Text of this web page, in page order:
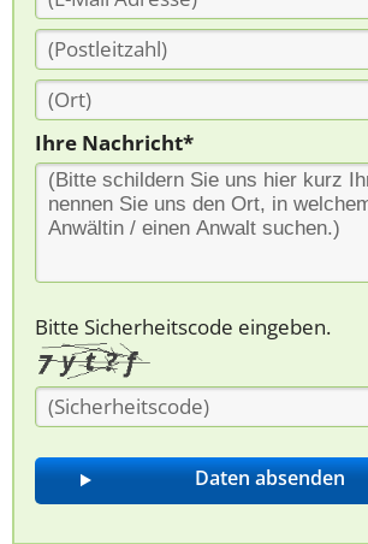
Ihre Nachricht*
Bitte Sicherheitscode eingeben.